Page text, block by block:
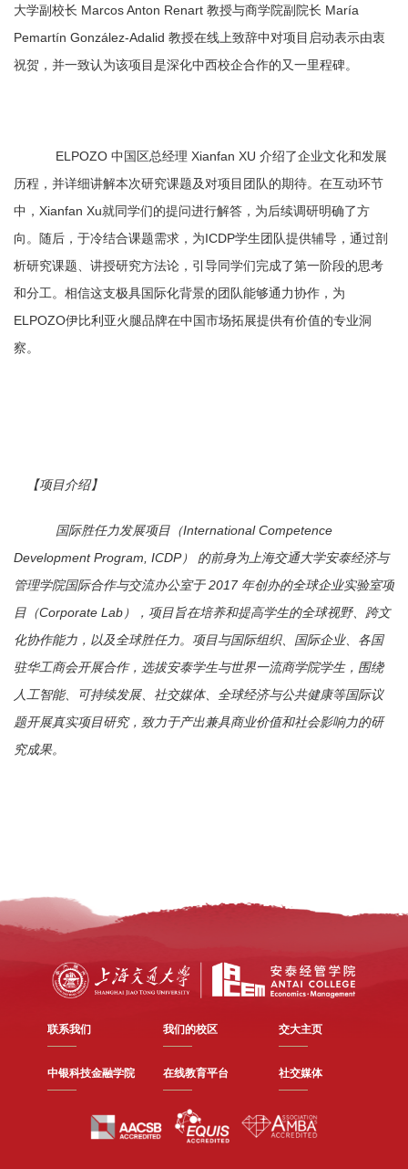
大学副校长 Marcos Anton Renart 教授与商学院副院长 María
Pemartín González-Adalid 教授在线上致辞中对项目启动表示由衷
祝贺，并一致认为该项目是深化中西校企合作的又一里程碑。
ELPOZO 中国区总经理 Xianfan XU 介绍了企业文化和发展
历程，并详细讲解本次研究课题及对项目团队的期待。在互动环节
中，Xianfan Xu就同学们的提问进行解答，为后续调研明确了方
向。随后，于冷结合课题需求，为ICDP学生团队提供辅导，通过剖
析研究课题、讲授研究方法论，引导同学们完成了第一阶段的思考
和分工。相信这支极具国际化背景的团队能够通力协作，为
ELPOZO伊比利亚火腿品牌在中国市场拓展提供有价值的专业洞
察。
【项目介绍】
国际胜任力发展项目（International Competence
Development Program, ICDP） 的前身为上海交通大学安泰经济与
管理学院国际合作与交流办公室于 2017 年创办的全球企业实验室项
目（Corporate Lab），项目旨在培养和提高学生的全球视野、跨文
化协作能力，以及全球胜任力。项目与国际组织、国际企业、各国
驻华工商会开展合作，选拔安泰学生与世界一流商学院学生，围绕
人工智能、可持续发展、社交媒体、全球经济与公共健康等国际议
题开展真实项目研究，致力于产出兼具商业价值和社会影响力的研
究成果。
联系我们 我们的校区 交大主页
中银科技金融学院 在线教育平台 社交媒体